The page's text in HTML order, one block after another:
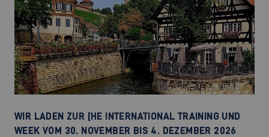
WIR LADEN ZUR [HE INTERNATIONAL TRAINING UND
WEEK VOM 30. NOVEMBER BIS 4. DEZEMBER 2026